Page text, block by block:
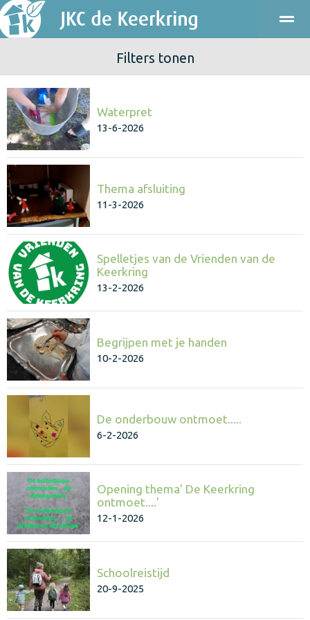
KINDEROPVANG KENNISMAKEN
Bellen E-mail
Filters tonen
Waterpret
13-6-2026
Thema afsluiting
11-3-2026
Spelletjes van de Vrienden van de
Keerkring
13-2-2026
Begrijpen met je handen
10-2-2026
De onderbouw ontmoet.....
6-2-2026
Opening thema' De Keerkring
ontmoet....'
12-1-2026
Schoolreistijd
20-9-2025